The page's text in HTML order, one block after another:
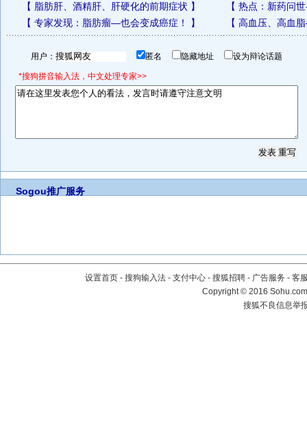
【 脂肪肝、酒精肝、肝硬化的前期症状 】 【 热点：新药问
【 专家发现：脂肪瘤—也会变成癌症！ 】 【 高血压、高血
用户： 匿名 隐藏地址 设为辩论话题
*搜狗拼音输入法，中文处理专家>>
Sogou推广服务
设置首页 - 搜狗输入法 - 支付中心 - 搜狐招聘 - 广告服务 - 客
Copyright©2016
搜狐不良信息举